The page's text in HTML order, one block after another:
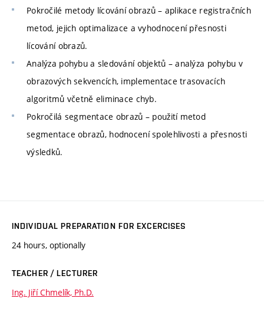
Pokročilé metody lícování obrazů – aplikace registračních
metod, jejich optimalizace a vyhodnocení přesnosti
lícování obrazů.
Analýza pohybu a sledování objektů – analýza pohybu v
obrazových sekvencích, implementace trasovacích
algoritmů včetně eliminace chyb.
Pokročilá segmentace obrazů – použití metod
segmentace obrazů, hodnocení spolehlivosti a přesnosti
výsledků.
INDIVIDUAL PREPARATION FOR EXCERCISES
24 hours, optionally
TEACHER / LECTURER
Ing. Jiří Chmelík, Ph.D.